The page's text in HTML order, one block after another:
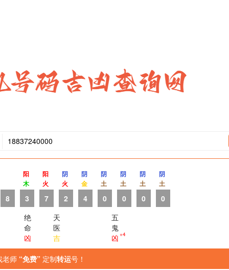
8
阳
木
3
阳
火
7
绝
命
凶
阴
火
2
天
医
吉
阴
金
4
阴
土
0
阴
土
0
阴
土
0
阴
土
0
五
鬼
凶 +4
老师 “免费” 定制转运号！